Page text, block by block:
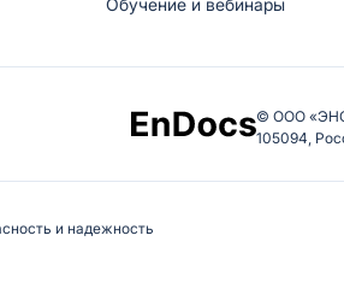
© ООО
105094,
и надежность